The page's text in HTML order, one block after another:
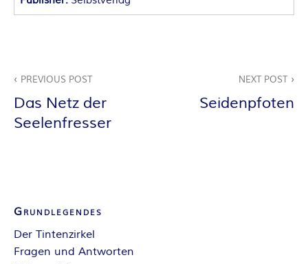
R
I
S
PREVIOUS POST
Das Netz der
Seelenfresser
NEXT POST
Seidenpfoten
Grundlegendes
Der Tintenzirkel
Fragen und Antworten